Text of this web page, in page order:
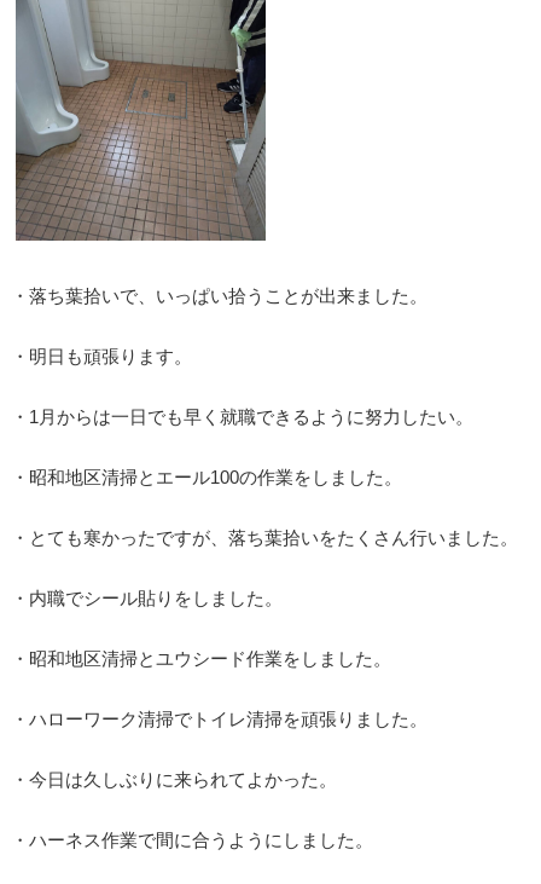
・落ち葉拾いで、いっぱい拾うことが出来ました。
・明日も頑張ります。
・1月からは一日でも早く就職できるように努力したい。
・昭和地区清掃とエール100の作業をしました。
・とても寒かったですが、落ち葉拾いをたくさん行いました。
・内職でシール貼りをしました。
・昭和地区清掃とユウシード作業をしました。
・ハローワーク清掃でトイレ清掃を頑張りました。
・今日は久しぶりに来られてよかった。
・ハーネス作業で間に合うようにしました。